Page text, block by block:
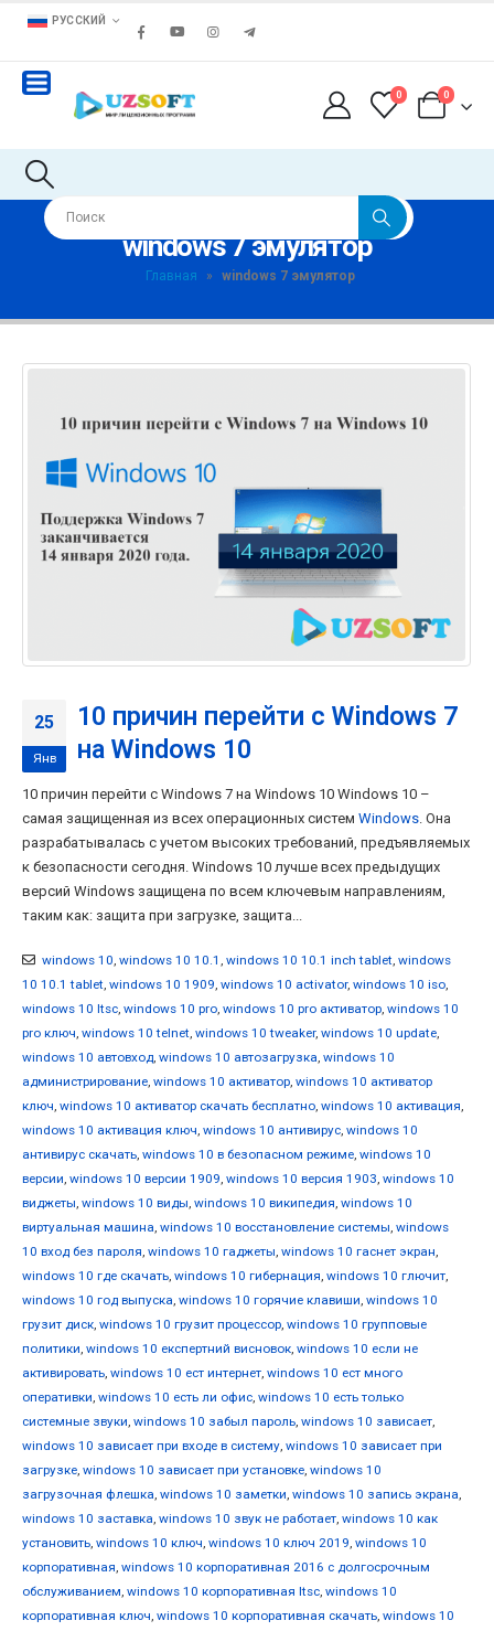
РУССКИЙ
0 0
windows 7 эмулятор
Главная » windows 7 эмулятор
25
Янв
10 причин перейти с Windows 7
на Windows 10
10 причин перейти с Windows 7 на Windows 10 Windows 10 –
самая защищенная из всех операционных систем Windows . Она
разрабатывалась с учетом высоких требований, предъявляемых
к безопасности сегодня. Windows 10 лучше всех предыдущих
версий Windows защищена по всем ключевым направлениям,
таким как: защита при загрузке, защита...
windows 10, windows 10 10.1 , windows 10 10.1 inch tablet, windows
10 10.1 tablet, windows 10 1909, windows 10 activator, windows 10 iso,
windows 10 ltsc, windows 10 pro, windows 10 pro активатор, windows 10
pro ключ, windows 10 telnet, windows 10 tweaker, windows 10 update,
windows 10 автовход, windows 10 автозагрузка, windows 10
администрирование, windows 10 активатор, windows 10 активатор
ключ, windows 10 активатор скачать бесплатно, windows 10 активация,
windows 10 активация ключ, windows 10 антивирус, windows 10
антивирус скачать, windows 10 в безопасном режиме, windows 10
версии, windows 10 версии 1909, windows 10 версия 1903, windows 10
виджеты, windows 10 виды, windows 10 википедия, windows 10
виртуальная машина, windows 10 восстановление системы, windows
10 вход без пароля, windows 10 гаджеты, windows 10 гаснет экран,
windows 10 где скачать, windows 10 гибернация, windows 10 глючит,
windows 10 год выпуска, windows 10 горячие клавиши, windows 10
грузит диск, windows 10 грузит процессор, windows 10 групповые
политики, windows 10 експертний висновок, windows 10 если не
активировать, windows 10 ест интернет, windows 10 ест много
оперативки, windows 10 есть ли офис, windows 10 есть только
системные звуки, windows 10 забыл пароль, windows 10 зависает,
windows 10 зависает при входе в систему, windows 10 зависает при
загрузке, windows 10 зависает при установке, windows 10
загрузочная флешка, windows 10 заметки, windows 10 запись экрана,
windows 10 заставка, windows 10 звук не работает, windows 10 как
установить, windows 10 ключ, windows 10 ключ 2019, windows 10
корпоративная, windows 10 корпоративная 2016 с долгосрочным
обслуживанием, windows 10 корпоративная ltsc, windows 10
корпоративная ключ, windows 10 корпоративная скачать, windows 10